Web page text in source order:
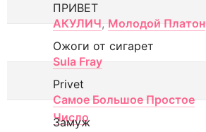
ПРИВЕТ
АКУЛИЧ, Молодой Платон
Ожоги от сигарет
Sula Fray
Privet
Самое Большое Простое
Число
Замуж